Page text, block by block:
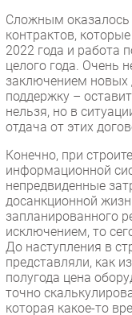
Сложным оказалось
контрактов,
2022 года и работа
целого года. Очень
заключением новых
поддержку –
нельзя, но в
отдача от этих
Конечно, при
информационной
непредвиденные
досанкционной
запланированного
исключением, то
До наступления в
представляли, как
полугода цена
точно
которая какое-то